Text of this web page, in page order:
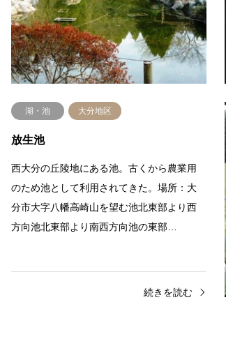
堤３下流側１下流側２下流側３周辺…
続きを読む
湖・池 大分地区
放生池
西大分の丘陵地にある池。古くから農業用
のため池として利用されてきた。場所：大
分市大字八幡高崎山を望む池北東部より西
方向池北東部より南西方向池の東部…
続きを読む